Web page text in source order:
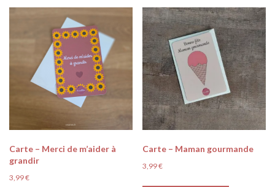
Carte – Merci de m’aider à
grandir
3,99€
Carte – Maman gourmande
3,99€